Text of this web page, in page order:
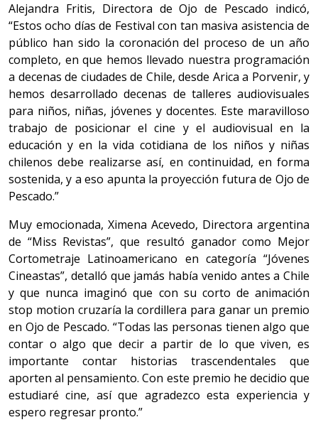
Alejandra Fritis, Directora de Ojo de Pescado indicó,
“Estos ocho días de Festival con tan masiva asistencia de
público han sido la coronación del proceso de un año
completo, en que hemos llevado nuestra programación
a decenas de ciudades de Chile, desde Arica a Porvenir, y
hemos desarrollado decenas de talleres audiovisuales
para niños, niñas, jóvenes y docentes. Este maravilloso
trabajo de posicionar el cine y el audiovisual en la
educación y en la vida cotidiana de los niños y niñas
chilenos debe realizarse así, en continuidad, en forma
sostenida, y a eso apunta la proyección futura de Ojo de
Pescado.”
Muy emocionada, Ximena Acevedo, Directora argentina
de “Miss Revistas”, que resultó ganador como Mejor
Cortometraje Latinoamericano en categoría “Jóvenes
Cineastas”, detalló que jamás había venido antes a Chile
y que nunca imaginó que con su corto de animación
stop motion cruzaría la cordillera para ganar un premio
en Ojo de Pescado. “Todas las personas tienen algo que
contar o algo que decir a partir de lo que viven, es
importante contar historias trascendentales que
aporten al pensamiento. Con este premio he decidio que
estudiaré cine, así que agradezco esta experiencia y
espero regresar pronto.”